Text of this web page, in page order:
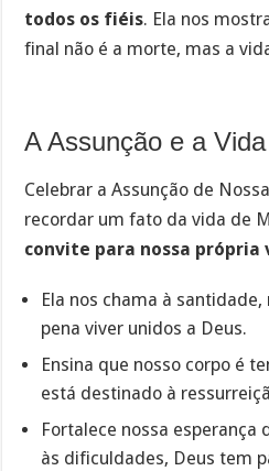
todos os fiéis. Ela nos
final não é a morte, mas a
A Assunção e a
Celebrar a Assunção de
recordar um fato da vida de
convite para nossa própria
Ela nos chama à
pena viver unidos a Deus.
Ensina que nosso corpo é
está destinado à
Fortalece nossa
às dificuldades, Deus tem